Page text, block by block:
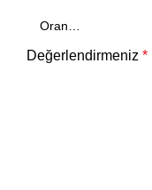
Değerlendirmeniz *